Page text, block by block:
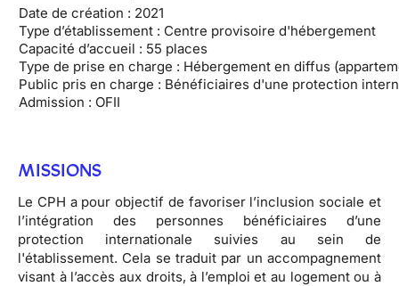
Date de création : 2021
Type d’établissement : Centre provisoire d'hébergement
Capacité d’accueil : 55 places
Type de prise en charge : Hébergement en diffus
Public pris en charge : Bénéficiaires d'une protection
Admission : OFII
MISSIONS
Le CPH a pour objectif de favoriser l’inclusion sociale et
l’intégration des personnes bénéficiaires d’une
protection internationale suivies au sein de
l'établissement. Cela se traduit par un accompagnement
visant à l’accès aux droits, à l’emploi et au logement ou à